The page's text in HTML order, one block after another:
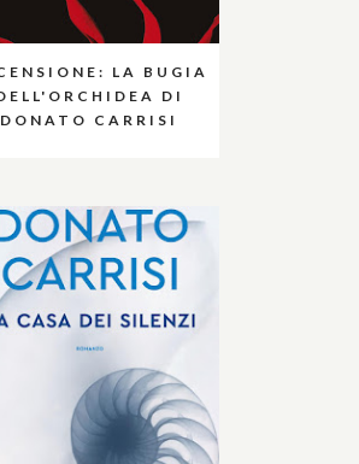
LA BUGIA
DI
DONATO CARRISI